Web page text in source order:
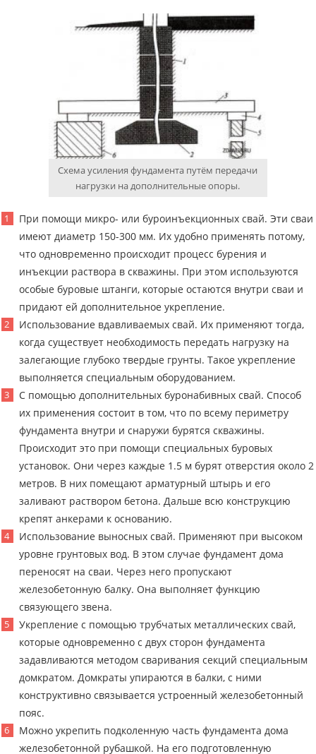
Схема усиления фундамента путём передачи
нагрузки на дополнительные опоры.
При помощи микро- или буроинъекционных свай. Эти сваи
имеют диаметр 150-300 мм. Их удобно применять потому,
что одновременно происходит процесс бурения и
инъекции раствора в скважины. При этом используются
особые буровые штанги, которые остаются внутри сваи и
придают ей дополнительное укрепление.
Использование вдавливаемых свай. Их применяют тогда,
когда существует необходимость передать нагрузку на
залегающие глубоко твердые грунты. Такое укрепление
выполняется специальным оборудованием.
С помощью дополнительных буронабивных свай. Способ
их применения состоит в том, что по всему периметру
фундамента внутри и снаружи бурятся скважины.
Происходит это при помощи специальных буровых
установок. Они через каждые 1.5 м бурят отверстия около 2
метров. В них помещают арматурный штырь и его
заливают раствором бетона. Дальше всю конструкцию
крепят анкерами к основанию.
Использование выносных свай. Применяют при высоком
уровне грунтовых вод. В этом случае фундамент дома
переносят на сваи. Через него пропускают
железобетонную балку. Она выполняет функцию
связующего звена.
Укрепление с помощью трубчатых металлических свай,
которые одновременно с двух сторон фундамента
задавливаются методом сваривания секций специальным
домкратом. Домкраты упираются в балки, с ними
конструктивно связывается устроенный железобетонный
пояс.
Можно укрепить подколенную часть фундамента дома
железобетонной рубашкой. На его подготовленную